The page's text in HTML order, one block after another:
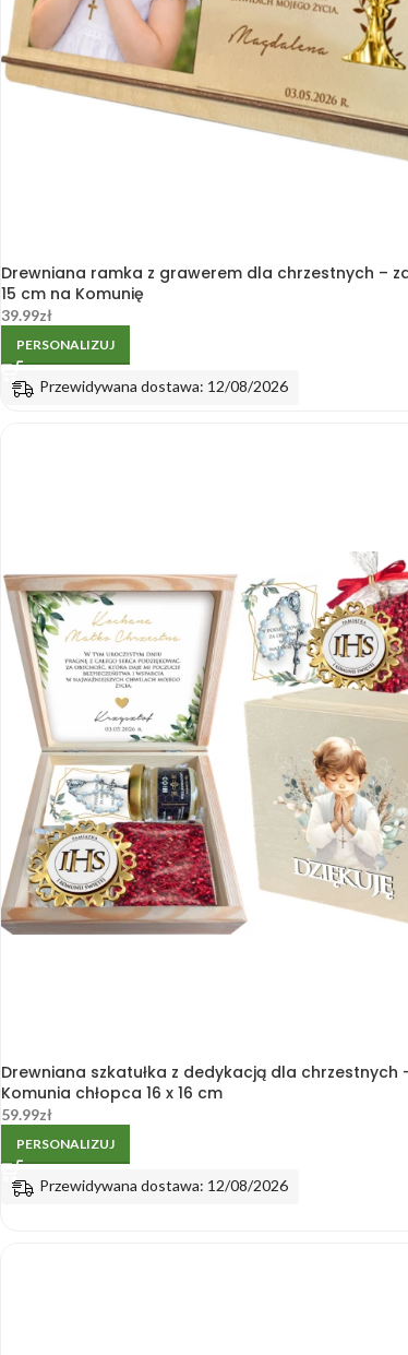
Drewniana ramka z grawerem dla chrzestnych –
15 cm na Komunię
39.99zł
PERSONALIZUJ
Przewidywana dostawa: 12/08/2026
Drewniana szkatułka z dedykacją dla chrzestnych
Komunia chłopca 16 x 16 cm
59.99zł
PERSONALIZUJ
Przewidywana dostawa: 12/08/2026